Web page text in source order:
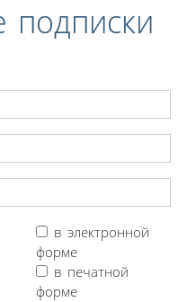
в электронной
форме
в печатной
форме